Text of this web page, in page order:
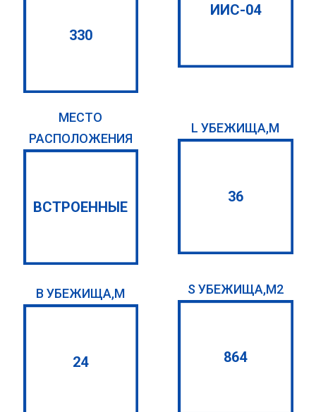
330
ИИС-04
МЕСТО
РАСПОЛОЖЕНИЯ
ВСТРОЕННЫЕ
L УБЕЖИЩА,М
36
B УБЕЖИЩА,М
24
S УБЕЖИЩА,М2
864